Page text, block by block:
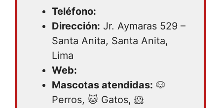
Teléfono:
Dirección: Jr. Aymaras 529 –
Santa Anita, Santa Anita,
Lima
Web:
Mascotas atendidas: 🐶
Perros, 🐱 Gatos, 🐹